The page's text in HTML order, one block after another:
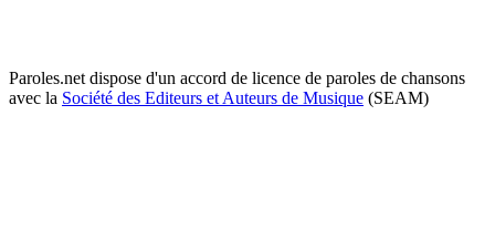
Paroles.net dispose d'un accord de licence de paroles de chansons
avec la Société des Editeurs et Auteurs de Musique (SEAM)